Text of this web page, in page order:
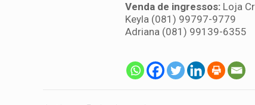
Venda de ingressos:Loja
Keyla (081) 99797-9779
Adriana (081) 99139-6355